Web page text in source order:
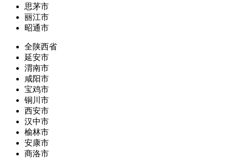
思茅市
丽江市
昭通市
全陕西省
延安市
渭南市
咸阳市
宝鸡市
铜川市
西安市
汉中市
榆林市
安康市
商洛市